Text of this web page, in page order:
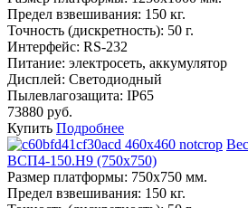
Предел взвешивания: 150 кг.
Точность (дискретность): 50 г.
Интерфейс: RS-232
Питание: электросеть, аккумулятор
Дисплей: Светодиодный
Пылевлагозащита: IP65
73880 руб.
Купить Подробнее
ВСП4-150.Н9 (750х750)
Размер платформы: 750х750 мм.
Предел взвешивания: 150 кг.